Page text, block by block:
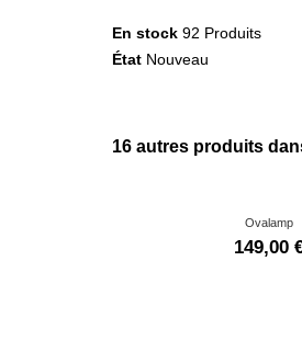
En stock 92 Produits
État Nouveau
16 autres produits
Ovalamp
149,00